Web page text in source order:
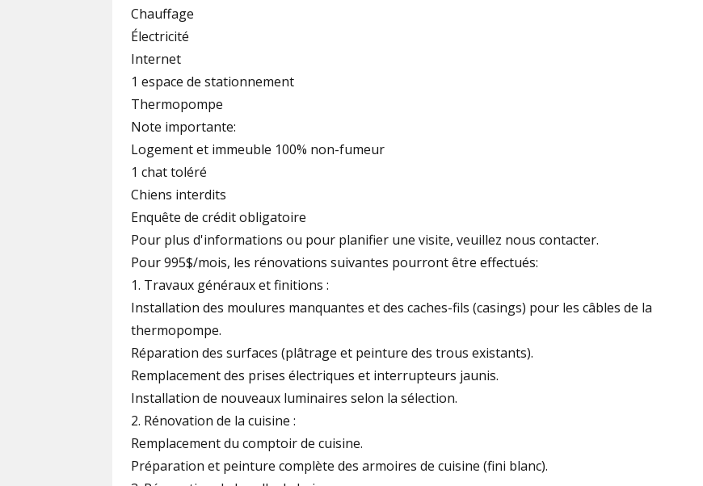
Chauffage
Électricité
Internet
1 espace de stationnement
Thermopompe
Note importante:
Logement et immeuble 100% non-fumeur
1 chat toléré
Chiens interdits
Enquête de crédit obligatoire
Pour plus d'informations ou pour planifier une visite, veuillez nous contacter.
Pour 995$/mois, les rénovations suivantes pourront être effectués:
1. Travaux généraux et finitions :
Installation des moulures manquantes et des caches-fils (casings) pour les câbles de la
thermopompe.
Réparation des surfaces (plâtrage et peinture des trous existants).
Remplacement des prises électriques et interrupteurs jaunis.
Installation de nouveaux luminaires selon la sélection.
2. Rénovation de la cuisine :
Remplacement du comptoir de cuisine.
Préparation et peinture complète des armoires de cuisine (fini blanc).